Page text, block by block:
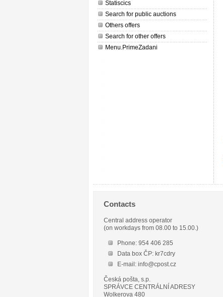
Statiscics
Search for public auctions
Others offers
Search for other offers
Menu.PrimeZadani
Contacts
Central address operator
(on workdays from 08.00 to 15.00.)
Phone: 954 406 285
Data box ČP: kr7cdry
E-mail: info@cpost.cz
Česká pošta, s.p.
SPRÁVCE CENTRÁLNÍ ADRESY
Wolkerova 480